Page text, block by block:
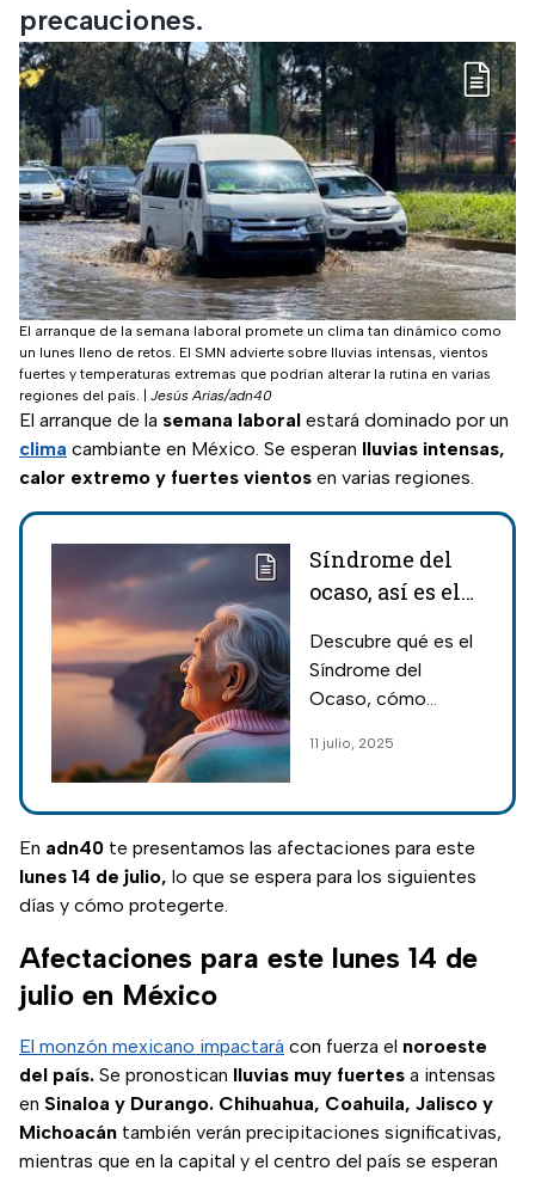
precauciones.
El arranque de la semana laboral promete un clima tan dinámico como
un lunes lleno de retos. El SMN advierte sobre lluvias intensas, vientos
fuertes y temperaturas extremas que podrían alterar la rutina en varias
regiones del país.
Jesús Arias/adn40
El arranque de la semana laboral estará dominado por un
clima cambiante en México. Se esperan lluvias intensas,
calor extremo y fuertes vientos en varias regiones.
Síndrome del
ocaso, así es el
síntomas y
cómo atenderlo
Descubre qué es el
Síndrome del
Ocaso, cómo
con demencia, qué
síntomas y cuáles
son los
tratamientos.
11 julio, 2025
En adn40 te presentamos las afectaciones para este
lunes 14 de julio, lo que se espera para los siguientes
días y cómo protegerte.
Afectaciones para este lunes 14 de
julio en México
El monzón mexicano impactará con fuerza el noroeste
del país. Se pronostican lluvias muy fuertes a intensas
en Sinaloa y Durango. Chihuahua, Coahuila, Jalisco y
Michoacán también verán precipitaciones significativas,
mientras que en la capital y el centro del país se esperan